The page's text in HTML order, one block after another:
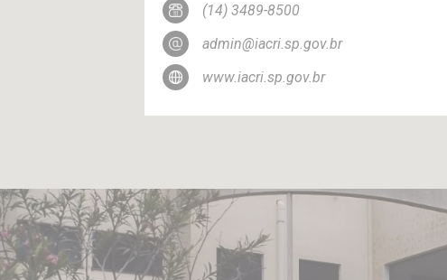
(14) 3489-8500
admin@iacri.sp.gov.br
www.iacri.sp.gov.br